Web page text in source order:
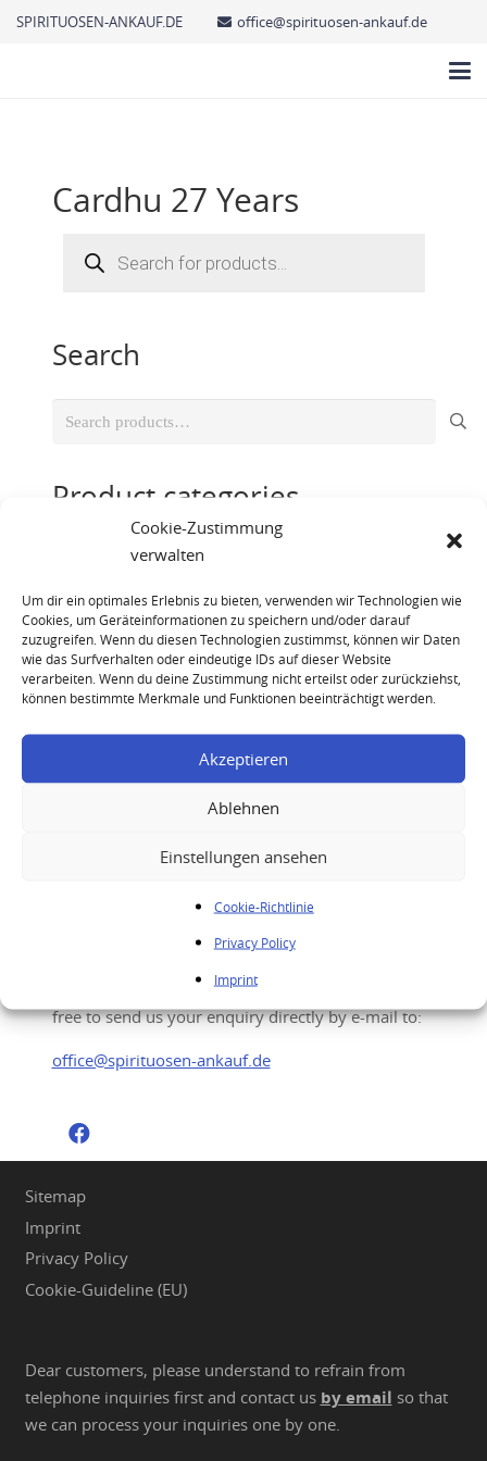
Cookie-Zustimmung
verwalten
Um dir ein optimales Erlebnis zu bieten, verwenden wir Technologien wie
Cookies, um Geräteinformationen zu speichern und/oder darauf
zuzugreifen. Wenn du diesen Technologien zustimmst, können wir Daten
wie das Surfverhalten oder eindeutige IDs auf dieser Website
verarbeiten. Wenn du deine Zustimmung nicht erteilst oder zurückziehst,
können bestimmte Merkmale und Funktionen beeinträchtigt werden.
Akzeptieren
Ablehnen
Einstellungen ansehen
Cookie-Richtlinie
Privacy Policy
Imprint
SPIRITUOSEN-ANKAUF.DE office@spirituosen-ankauf.de
Cardhu 27 Years
search
Search
Search
Product categories
Champagne (6)
Rum (16)
Whisky (44)
Your enquiry
You would like to sell your high quality spirits? Feel
free to send us your enquiry directly by e-mail to:
office@spirituosen-ankauf.de
Sitemap
Imprint
Privacy Policy
Cookie-Guideline (EU)
Dear customers, please understand to refrain from
telephone inquiries first and contact us by email so that
we can process your inquiries one by one.